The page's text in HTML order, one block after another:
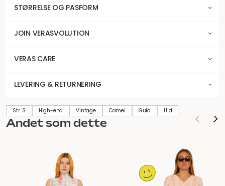
STØRRELSE OG PASFORM
JOIN VERASVOLUTION
VERAS CARE
LEVERING & RETURNERING
Str. S High-end Vintage Camel Guld Uld
Andet som dette